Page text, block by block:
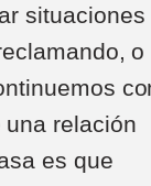
situaciones
o
relación
es que